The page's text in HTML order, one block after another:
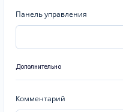
Панель управления
Дополнительно
Комментарий